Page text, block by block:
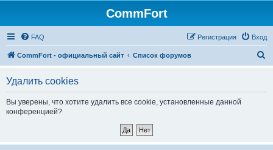
CommFort
FAQ Вход
Регистрация
CommFort - официальный сайт Список форумов
Удалить cookies
Вы уверены, что хотите удалить все cookie, установленные данной
конференцией?